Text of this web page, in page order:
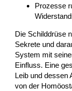
Prozesse
Die Schilddrüse
Sekrete und
System mit
Einfluss. Eine
Leib und dessen
von der